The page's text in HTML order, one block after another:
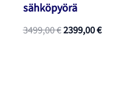
sähköpyörä
3499,00€Alkuperäinen
2399,00€